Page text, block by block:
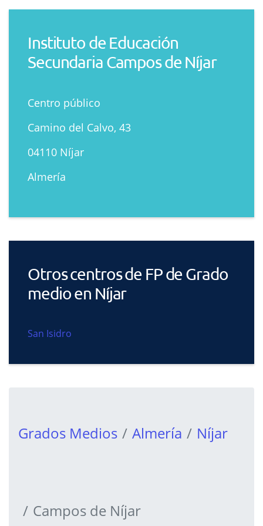
Instituto de Educación
Secundaria Campos de Níjar
Centro público
Camino del Calvo, 43
04110 Níjar
Almería
Otros centros de FP de Grado
medio en Níjar
San Isidro
Grados Medios Almería Níjar
Campos de Níjar